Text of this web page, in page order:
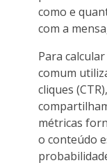
como e
com a
Para
comum
cliques
métricas
o conteúdo